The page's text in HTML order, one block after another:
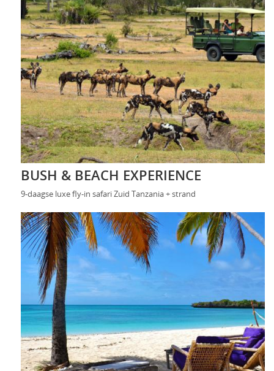
BUSH & BEACH EXPERIENCE
9-daagse luxe fly-in safari Zuid Tanzania + strand